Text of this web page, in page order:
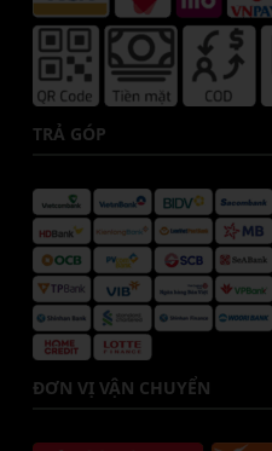
TRẢ GÓP
ĐƠN VỊ VẬN CHUYỂN